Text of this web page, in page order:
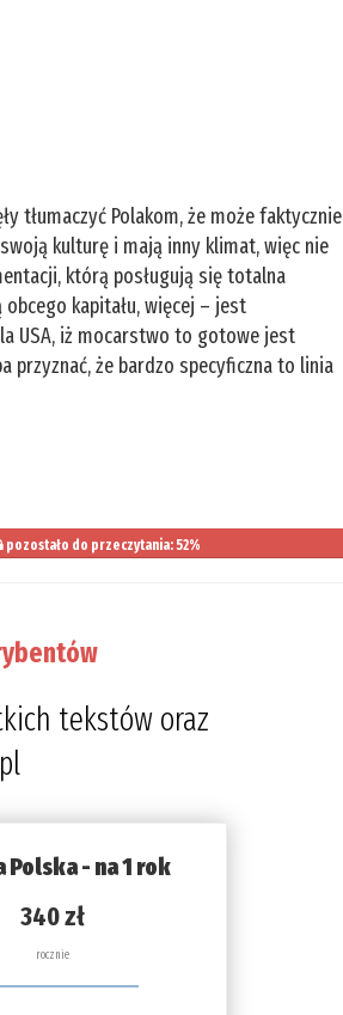
tłumaczyć Polakom, że może faktycznie
kulturę i mają inny klimat, więc nie
którą posługują się totalna
kapitału, więcej – jest
USA, iż mocarstwo to gotowe jest
przyznać, że bardzo specyficzna to linia
pozostało do przeczytania: 52%
tekstów oraz
Polska - na 1 rok
340 zł
rocznie